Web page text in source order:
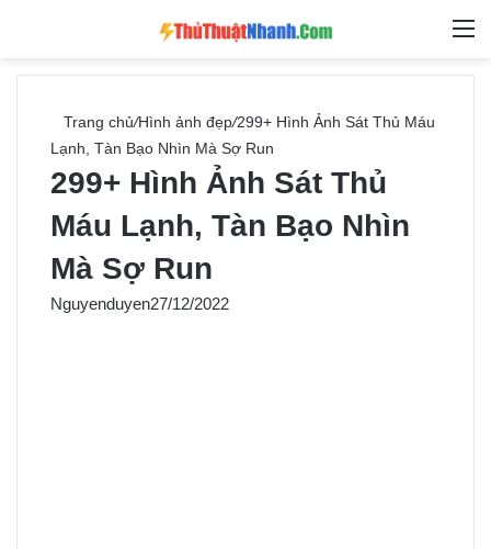
Tìm
Trang chủ/Hình ảnh đẹp/299+ Hình Ảnh Sát Thủ Máu
Lạnh, Tàn Bạo Nhìn Mà Sợ Run
299+ Hình Ảnh Sát Thủ
Máu Lạnh, Tàn Bạo Nhìn
Mà Sợ Run
Nguyenduyen27/12/2022